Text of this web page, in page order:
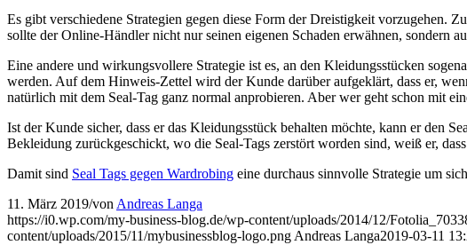
Es gibt verschiedene Strategien gegen diese Form der Dreistigkeit vorzugehen.
sollte der Online-Händler nicht nur seinen eigenen Schaden erwähnen, sondern
Eine andere und wirkungsvollere Strategie ist es, an den Kleidungsstücken
werden. Auf dem Hinweis-Zettel wird der Kunde darüber aufgeklärt, dass er,
natürlich mit dem Seal-Tag ganz normal anprobieren. Aber wer geht schon mit
Ist der Kunde sicher, dass er das Kleidungsstück behalten möchte, kann er den
Bekleidung zurückgeschickt, wo die Seal-Tags zerstört worden sind, weiß er,
Damit sind Seal Tags gegen Wardrobing eine durchaus sinnvolle Strategie um
11. März 2019/von Andreas Langa
https://i0.wp.com/my-business-blog.de/wp-content/uploads/2014/12/
content/uploads/2015/11/mybusinessblog-logo.png Andreas Langa2019-03-11